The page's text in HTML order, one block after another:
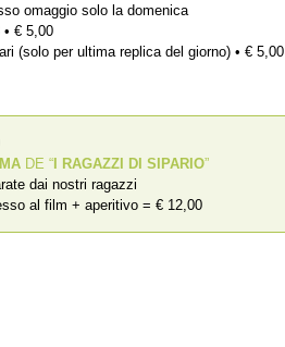
omaggio solo la domenica
€ 5,00
(solo per ultima replica del giorno) • € 5,00
DE “ I RAGAZZI DI SIPARIO”
dai nostri ragazzi
al film + aperitivo = € 12,00